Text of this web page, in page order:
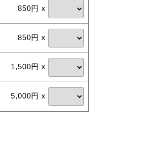
850円 x
850円 x
1,500円 x
5,000円 x